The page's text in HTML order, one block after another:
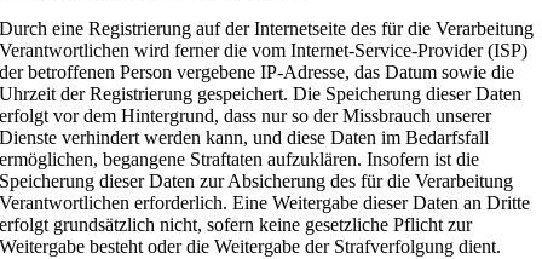
Durch eine Registrierung auf der Internetseite des für die Verarbeitung
Verantwortlichen wird ferner die vom Internet-Service-Provider (ISP)
der betroffenen Person vergebene IP-Adresse, das Datum sowie die
Uhrzeit der Registrierung gespeichert. Die Speicherung dieser Daten
erfolgt vor dem Hintergrund, dass nur so der Missbrauch unserer
Dienste verhindert werden kann, und diese Daten im Bedarfsfall
ermöglichen, begangene Straftaten aufzuklären. Insofern ist die
Speicherung dieser Daten zur Absicherung des für die Verarbeitung
Verantwortlichen erforderlich. Eine Weitergabe dieser Daten an Dritte
erfolgt grundsätzlich nicht, sofern keine gesetzliche Pflicht zur
Weitergabe besteht oder die Weitergabe der Strafverfolgung dient.